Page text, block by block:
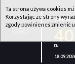
WKK
Ta strona używa cookies
Korzystając ze strony
zgody powinieneś zmienić